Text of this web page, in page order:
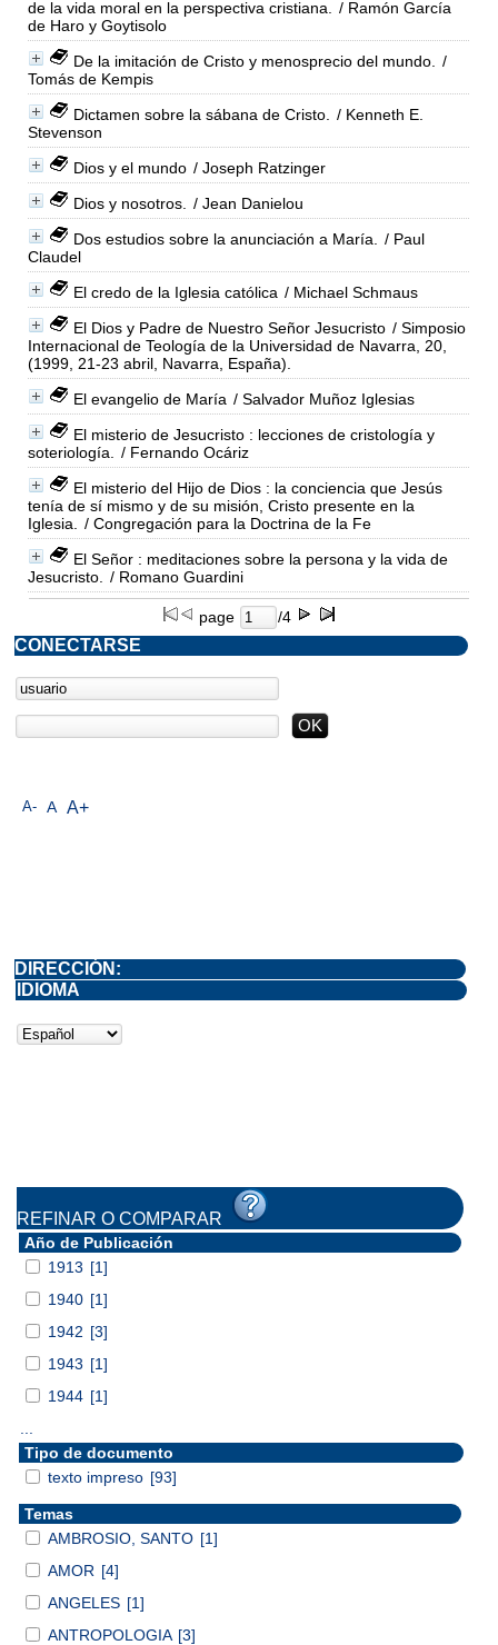
de la vida moral en la perspectiva cristiana.
/ Ramón García
de Haro y Goytisolo
De la imitación de Cristo y menosprecio del mundo.
/
Tomás de Kempis
Dictamen sobre la sábana de Cristo.
/ Kenneth E.
Stevenson
Dios y el mundo / Joseph Ratzinger
Dios y nosotros.
/ Jean Danielou
Dos estudios sobre la anunciación a María.
/ Paul
Claudel
El credo de la Iglesia católica / Michael Schmaus
El Dios y Padre de Nuestro Señor Jesucristo / Simposio
Internacional de Teología de la Universidad de Navarra, 20,
(1999, 21-23 abril, Navarra, España).
El evangelio de María / Salvador Muñoz Iglesias
El misterio de Jesucristo : lecciones de cristología y
soteriología.
/ Fernando Ocáriz
El misterio del Hijo de Dios : la conciencia que Jesús
tenía de sí mismo y de su misión, Cristo presente en la
Iglesia.
/ Congregación para la Doctrina de la Fe
El Señor : meditaciones sobre la persona y la vida de
Jesucristo.
/ Romano Guardini
page /4
A- A A+
CONECTARSE
DIRECCIÓN:
IDIOMA
REFINAR O COMPARAR
Año de Publicación
1913 [1]
1940 [1]
1942 [3]
1943 [1]
1944 [1]
Tipo de documento
texto impreso [93]
Temas
AMBROSIO, SANTO [1]
AMOR [4]
ANGELES [1]
ANTROPOLOGIA [3]